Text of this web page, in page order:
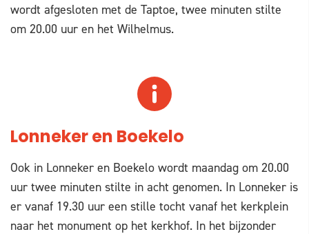
wordt afgesloten met de Taptoe, twee minuten stilte
om 20.00 uur en het Wilhelmus.
Lonneker en Boekelo
Ook in Lonneker en Boekelo wordt maandag om 20.00
uur twee minuten stilte in acht genomen. In Lonneker is
er vanaf 19.30 uur een stille tocht vanaf het kerkplein
naar het monument op het kerkhof. In het bijzonder